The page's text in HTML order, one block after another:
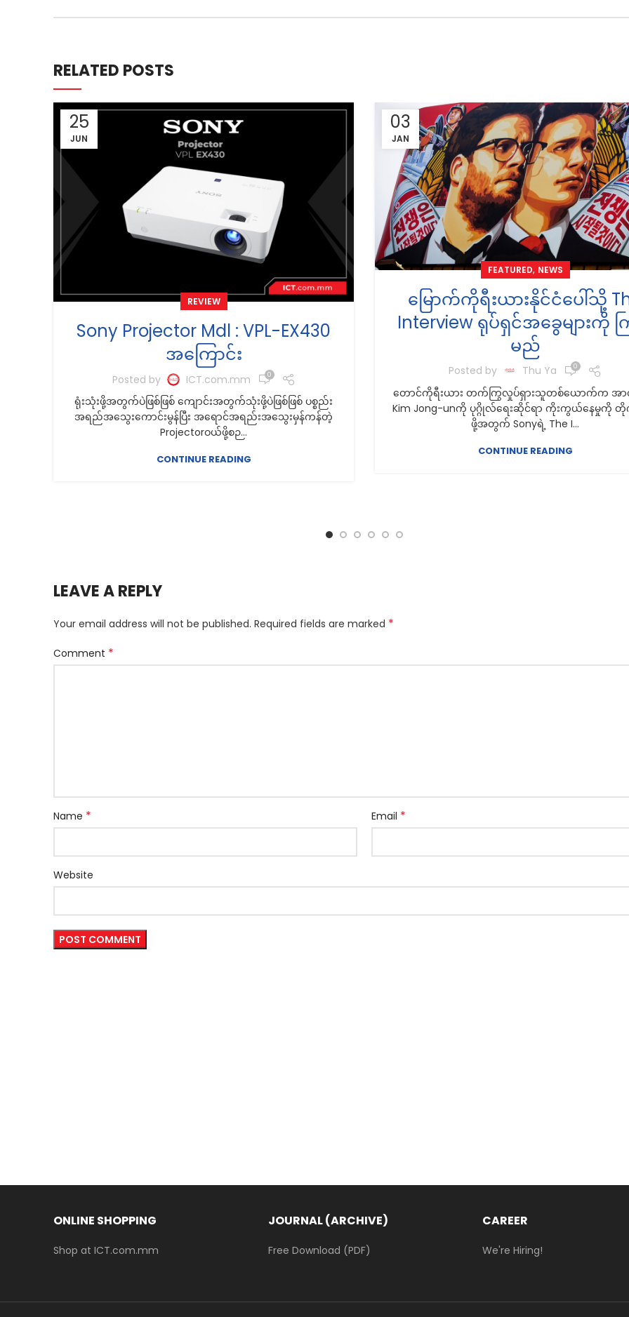
RELATED POSTS
25
JUN
REVIEW
Sony Projector Mdl : VPL-EX430
အကြောင်း
Posted by ICT.com.mm 0
ရုံးသုံးဖို့အတွက်ပဲဖြစ်ဖြစ် ကျောင်းအတွက်သုံးဖို့ပဲဖြစ်ဖြစ် ပစ္စည်း
အရည်အသွေးကောင်းမွန်ပြီး အရောင်အရည်းအသွေးမှန်ကန်တဲ့
Projectorဝယ်ဖို့စဉ...
CONTINUE READING
03
JAN
FEATURED, NEWS
မြောက်ကိုရီးယားနိုင်ငံပေါ်သို့
Interview ရုပ်ရှင်အခွေများကို က
မည်
Posted by Thu Ya 0
တောင်ကိုရီးယား တက်ကြွလှုပ်ရှားသူတစ်ယောက်က အ
Kim Jong-unကို ပုဂ္ဂိုလ်ရေးဆိုင်ရာ ကိုးကွယ်နေမှုကို
ဖို့အတွက် Sonyရဲ့ The I...
CONTINUE READING
LEAVE A REPLY
Your email address will not be published. Required fields are marked *
Comment *
Name * Email *
Website
ONLINE SHOPPING
Shop at ICT.com.mm
JOURNAL (ARCHIVE)
Free Download (PDF)
CAREER
We're Hiring!